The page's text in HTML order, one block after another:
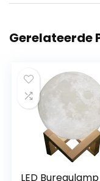
Gerelateerde
LED Bureaulamp